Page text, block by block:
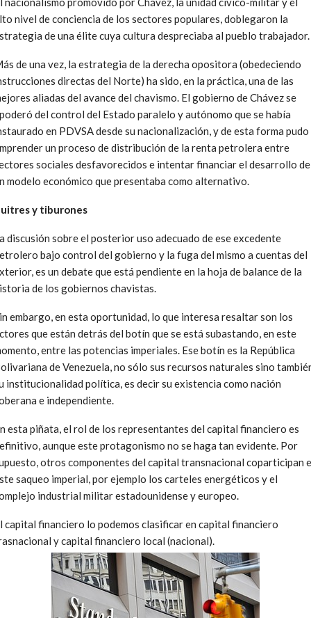
nivel de conciencia de los sectores populares, doblegaron la
de una élite cuya cultura despreciaba al pueblo trabajador.
de una vez, la estrategia de la derecha opositora (obedeciendo
directas del Norte) ha sido, en la práctica, una de las
aliadas del avance del chavismo. El gobierno de Chávez se
del control del Estado paralelo y autónomo que se había
en PDVSA desde su nacionalización, y de esta forma pudo
un proceso de distribución de la renta petrolera entre
sociales desfavorecidos e intentar financiar el desarrollo de
modelo económico que presentaba como alternativo.
y tiburones
discusión sobre el posterior uso adecuado de ese excedente
bajo control del gobierno y la fuga del mismo a cuentas del
es un debate que está pendiente en la hoja de balance de la
de los gobiernos chavistas.
embargo, en esta oportunidad, lo que interesa resaltar son los
que están detrás del botín que se está subastando, en este
entre las potencias imperiales. Ese botín es la República
de Venezuela, no sólo sus recursos naturales sino
institucionalidad política, es decir su existencia como nación
e independiente.
esta piñata, el rol de los representantes del capital financiero es
aunque este protagonismo no se haga tan evidente. Por
otros componentes del capital transnacional coparticipan
saqueo imperial, por ejemplo los carteles energéticos y el
industrial militar estadounidense y europeo.
capital financiero lo podemos clasificar en capital financiero
y capital financiero local (nacional).